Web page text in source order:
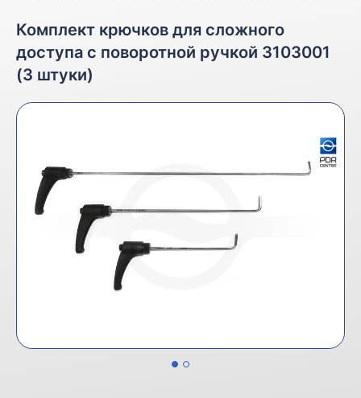
Комплект крючков для сложного
доступа с поворотной ручкой 3103001
(3 штуки)